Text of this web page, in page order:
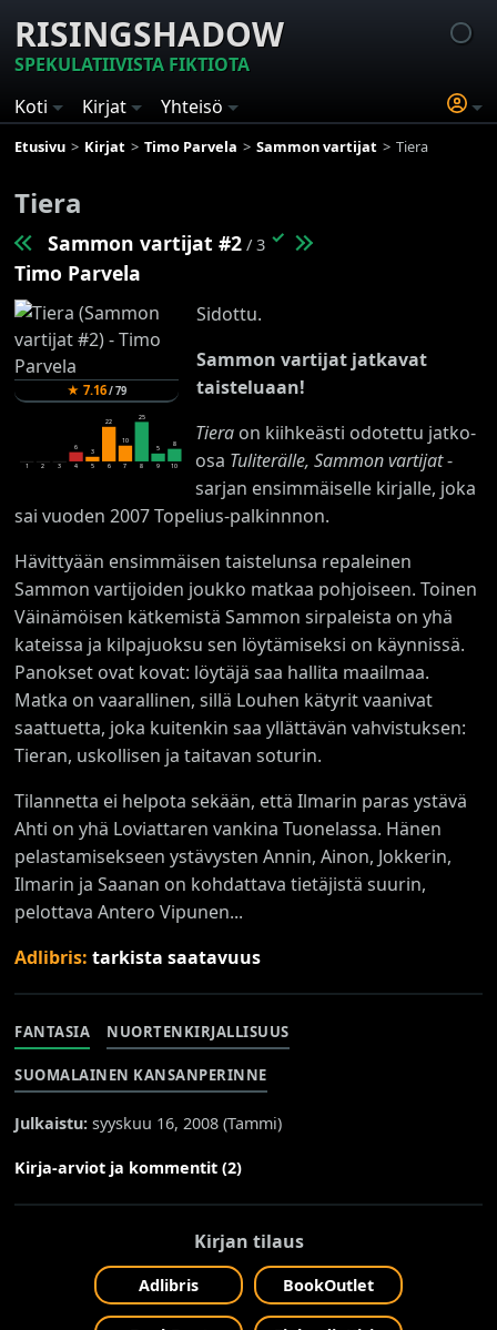
RISINGSHADOW
SPEKULATIIVISTA FIKTIOTA
Koti
Kirjat Yhteisö
Etusivu Kirjat Timo Parvela Sammon vartijat Tiera
Tiera
Sammon vartijat #2 / 3 ✓
Timo Parvela
★7.16/79
1 2 3
6
4
3
5
22
6
10
7
25
8
5
9
8
10
Sidottu.
Sammon vartijat jatkavat
taisteluaan!
Tieraon kiihkeästi odotettu jatko-
osa Tuliterälle, Sammon vartijat-
sarjan ensimmäiselle kirjalle, joka
sai vuoden 2007 Topelius-palkinnnon.
Hävittyään ensimmäisen taistelunsa repaleinen
Sammon vartijoiden joukko matkaa pohjoiseen. Toinen
Väinämöisen kätkemistä Sammon sirpaleista on yhä
kateissa ja kilpajuoksu sen löytämiseksi on käynnissä.
Panokset ovat kovat: löytäjä saa hallita maailmaa.
Matka on vaarallinen, sillä Louhen kätyrit vaanivat
saattuetta, joka kuitenkin saa yllättävän vahvistuksen:
Tieran, uskollisen ja taitavan soturin.
Tilannetta ei helpota sekään, että Ilmarin paras ystävä
Ahti on yhä Loviattaren vankina Tuonelassa. Hänen
pelastamisekseen ystävysten Annin, Ainon, Jokkerin,
Ilmarin ja Saanan on kohdattava tietäjistä suurin,
pelottava Antero Vipunen...
Adlibris:tarkista saatavuus
FANTASIA NUORTENKIRJALLISUUS
SUOMALAINEN KANSANPERINNE
Julkaistu: syyskuu 16, 2008 (Tammi)
Kirja-arviot ja kommentit (2)
Kirjan tilaus
Adlibris BookOutlet